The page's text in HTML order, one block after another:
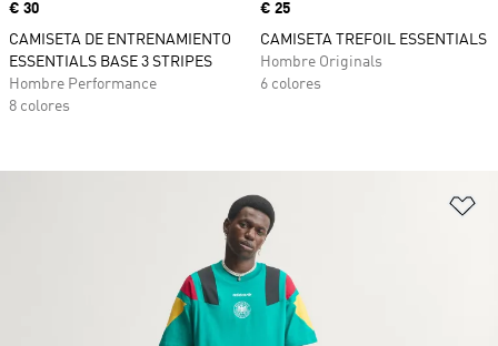
Precio
€ 30
CAMISETA DE ENTRENAMIENTO
ESSENTIALS BASE 3 STRIPES
Hombre Performance
8 colores
Precio
€ 25
CAMISETA TREFOIL ESSENTIALS
Hombre Originals
6 colores